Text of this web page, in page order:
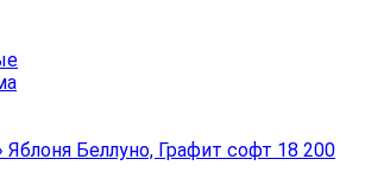
Яблоня Беллуно, Графит софт 18 200